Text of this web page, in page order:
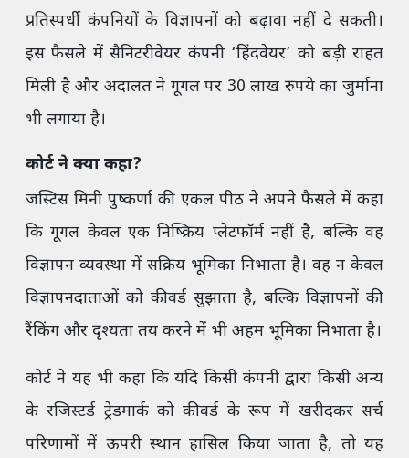
प्रतिस्पर्धी कंपनियों के विज्ञापनों को बढ़ावा नहीं दे सकती।
इस फैसले में सैनिटरीवेयर कंपनी ‘हिंदवेयर’ को बड़ी राहत
मिली है और अदालत ने गूगल पर 30 लाख रुपये का जुर्माना
भी लगाया है।
कोर्ट ने क्या कहा?
जस्टिस मिनी पुष्कर्णा की एकल पीठ ने अपने फैसले में कहा
कि गूगल केवल एक निष्क्रिय प्लेटफॉर्म नहीं है, बल्कि वह
विज्ञापन व्यवस्था में सक्रिय भूमिका निभाता है। वह न केवल
विज्ञापनदाताओं को कीवर्ड सुझाता है, बल्कि विज्ञापनों की
रैंकिंग और दृश्यता तय करने में भी अहम भूमिका निभाता है।
कोर्ट ने यह भी कहा कि यदि किसी कंपनी द्वारा किसी अन्य
के रजिस्टर्ड ट्रेडमार्क को कीवर्ड के रूप में खरीदकर सर्च
परिणामों में ऊपरी स्थान हासिल किया जाता है, तो यह